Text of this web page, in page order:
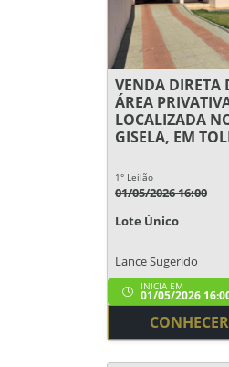
VENDA DIRETA
ÁREA
LOCALIZADA
GISELA, EM
1° Leilão
01/05/2026 16:00
Lote Único
Lance Sugerido
INICIA EM
01/05/2026